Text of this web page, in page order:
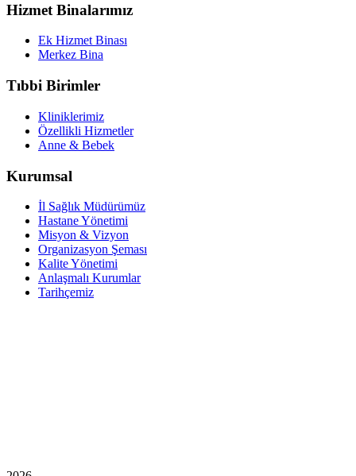
Hizmet Binalarımız
Ek Hizmet Binası
Merkez Bina
Tıbbi Birimler
Kliniklerimiz
Özellikli Hizmetler
Anne & Bebek
Kurumsal
İl Sağlık Müdürümüz
Hastane Yönetimi
Misyon & Vizyon
Organizasyon Şeması
Kalite Yönetimi
Anlaşmalı Kurumlar
Tarihçemiz